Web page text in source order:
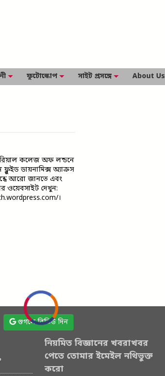
ফুটোস্কোপ সাইট প্রসঙ্গে About Us
কলেজ অফ লন্ডনে
ফ্লুইড ডায়নামিক্স অ্যাক্রস
আরো জানতে এবং
ওয়েবসাইট দেখুন:
।
গুগলে রিভিউ দিন
নিয়মিত বিজ্ঞানের খবরাখবর
পেতে তোমার ইমেইল নথিভুক্ত
করো